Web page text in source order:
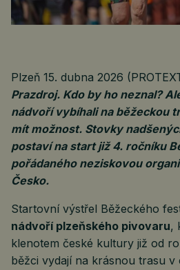
Plzeň 15. dubna 2026
Prazdroj. Kdo by ho neznal?
nádvoří vybíhali na běžeckou
mít možnost. Stovky
postaví na start již 4. ročníku
pořádaného neziskovou
Česko.
Startovní výstřel Běžeckého
nádvoří plzeňského pivovaru,
klenotem české kultury již od
běžci vydají na krásnou trasu v